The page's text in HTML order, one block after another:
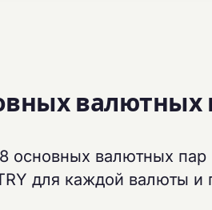
валютных
основных валютных
для каждой валюты и